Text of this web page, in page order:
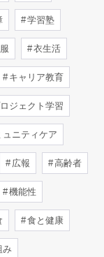
学習塾
衣生活
キャリア教育
ジェクト学習
ニティケア
広報 高齢者
機能性
食と健康
み